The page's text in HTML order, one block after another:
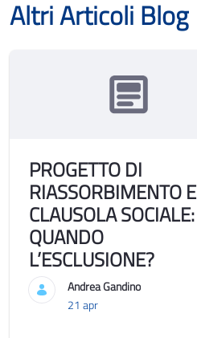
Altri Articoli Blog
PROGETTO DI
RIASSORBIMENTO E
CLAUSOLA SOCIALE:
QUANDO
L’ESCLUSIONE?
Andrea Gandino
21 apr